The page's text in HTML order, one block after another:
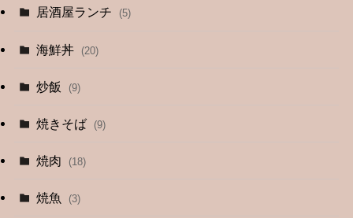
(13)
居酒屋ランチ (5)
海鮮丼 (20)
炒飯 (9)
焼きそば (9)
焼肉 (18)
焼魚 (3)